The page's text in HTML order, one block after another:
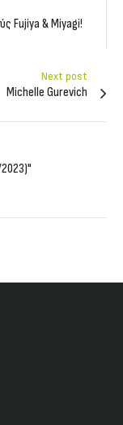
Fujiya & Miyagi!
Next post
Michelle Gurevich